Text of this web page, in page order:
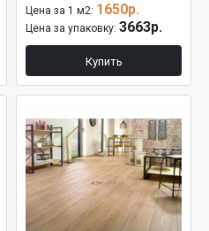
Цена за 1 м2: 1650р.
Цена за упаковку: 3663р.
Купить